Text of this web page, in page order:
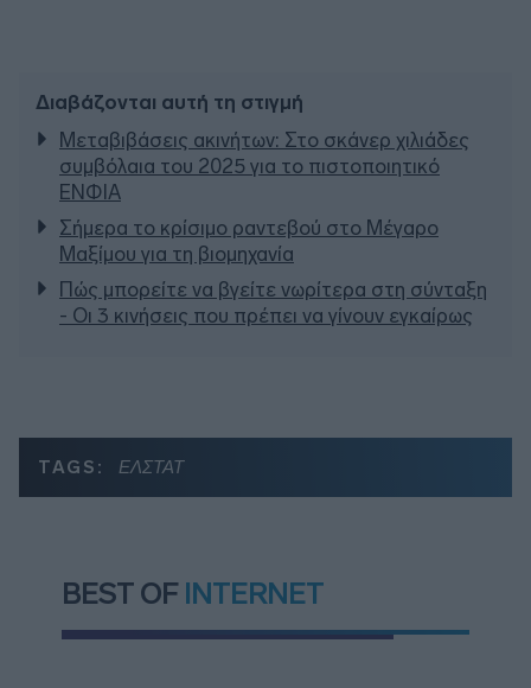
Διαβάζονται αυτή τη στιγμή
Μεταβιβάσεις ακινήτων: Στο σκάνερ χιλιάδες
συμβόλαια του 2025 για το πιστοποιητικό
ΕΝΦΙΑ
Σήμερα το κρίσιμο ραντεβού στο Μέγαρο
Μαξίμου για τη βιομηχανία
Πώς μπορείτε να βγείτε νωρίτερα στη σύνταξη
- Οι 3 κινήσεις που πρέπει να γίνουν εγκαίρως
TAGS: ΕΛΣΤΑΤ
BEST OF INTERNET